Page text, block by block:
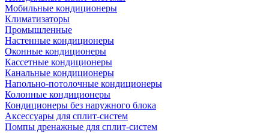
Мобильные кондиционеры
Климатизаторы
Промышленные
Настенные кондиционеры
Оконные кондиционеры
Кассетные кондиционеры
Канальные кондиционеры
Напольно-потолочные кондиционеры
Колонные кондиционеры
Кондиционеры без наружного блока
Аксессуары для сплит-систем
Помпы дренажные для сплит-систем